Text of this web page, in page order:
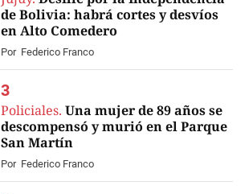
de Bolivia: habrá cortes y desvíos
en Alto Comedero
Por Federico Franco
Policiales. Una mujer de 89 años se
descompensó y murió en el Parque
San Martín
Por Federico Franco